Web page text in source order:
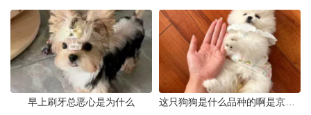
早上刷牙总恶心是为什么